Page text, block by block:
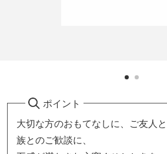
ポイント
大切な方のおもてなしに、ご友人
族とのご歓談に、